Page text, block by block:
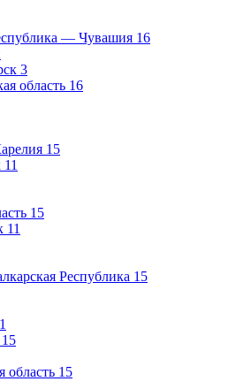
— Чувашия 16
3
область 16
15
11
15
11
Республика 15
1
15
область 15